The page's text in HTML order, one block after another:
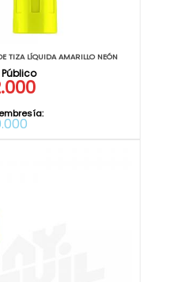
TIZA LÍQUIDA AMARILLO NEÓN